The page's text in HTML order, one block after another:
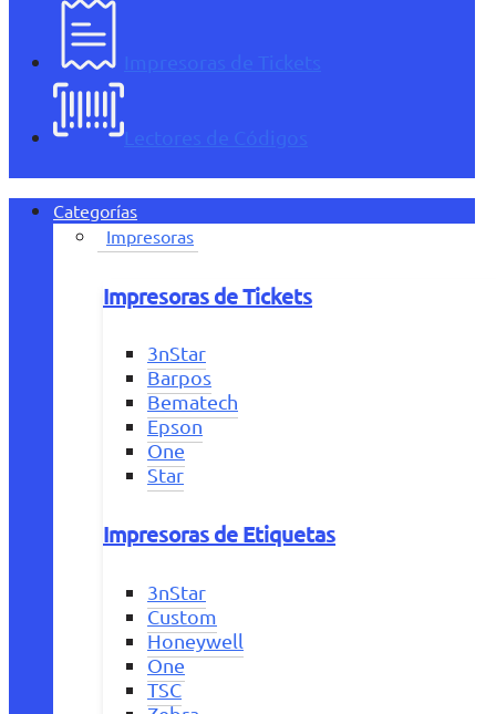
Impresoras de Tickets
Lectores de Códigos
Categorías
Impresoras
Impresoras de Tickets
3nStar
Barpos
Bematech
Epson
One
Star
Impresoras de Etiquetas
3nStar
Custom
Honeywell
One
TSC